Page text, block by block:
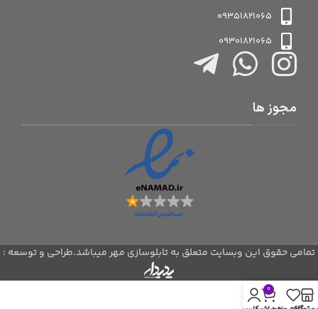
09351821065
09301821065
مجوز ها
تمامی حقوق این وبسایت متعلق به تابلوسازی مهر میباشد.طراحی و توسعه :
0